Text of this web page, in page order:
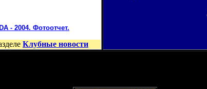
- 2004. Фотоотчет.
Клубные новости